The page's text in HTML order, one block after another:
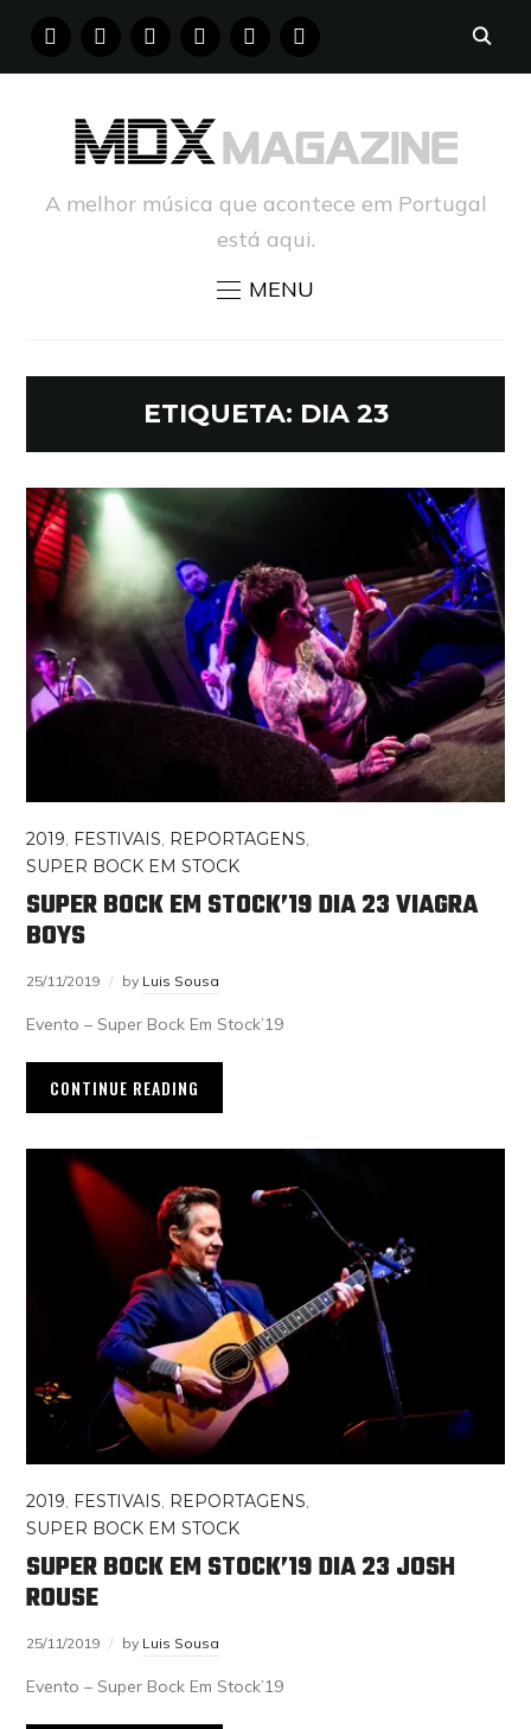
FACEBOOKINSTAGRAM
YOUTUBE PINTERESTTUMBLR
A melhor música que acontece em Portugal
está aqui.
MENU
ETIQUETA: DIA 23
2019, FESTIVAIS, REPORTAGENS,
SUPER BOCK EM STOCK
SUPER BOCK EM STOCK’19 DIA 23 VIAGRA
BOYS
25/11/2019 by Luis Sousa
Evento – Super Bock Em Stock’19
CONTINUE READING
2019 FESTIVAIS REPORTAGENS
SUPER BOCK EM STOCK
SUPER BOCK EM STOCK’19 DIA 23 JOSH
ROUSE
25/11/2019 by Luis Sousa
Evento – Super Bock Em Stock’19